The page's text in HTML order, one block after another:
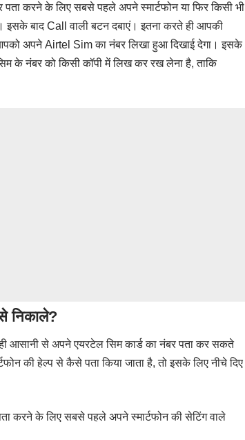
करने के लिए सबसे पहले अपने स्मार्टफोन या फिर किसी भी
बाद Call वाली बटन दबाएं। इतना करते ही आपकी
अपने Airtel Sim का नंबर लिखा हुआ दिखाई देगा। इसके
नंबर को किसी कॉपी में लिख कर रख लेना है, ताकि
निकाले?
आसानी से अपने एयरटेल सिम कार्ड का नंबर पता कर सकते
की हेल्प से कैसे पता किया जाता है, तो इसके लिए नीचे दिए
करने के लिए सबसे पहले अपने स्मार्टफोन की सेटिंग वाले